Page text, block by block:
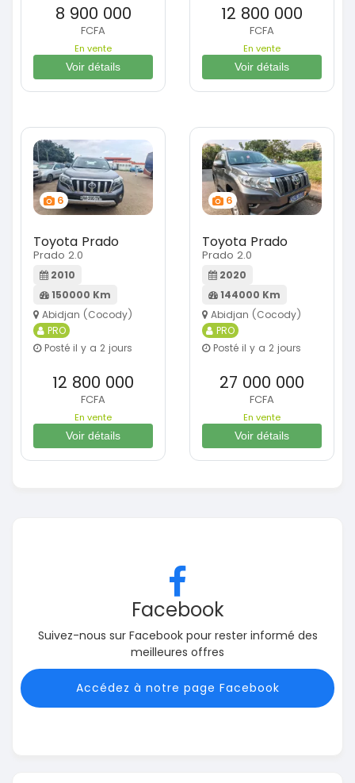
8 900 000
FCFA
En vente
Voir détails
12 800 000
FCFA
En vente
Voir détails
6
Toyota Prado
Prado 2.0
2010
150000 Km
Abidjan (Cocody)
PRO
Posté il y a 2 jours
12 800 000
FCFA
En vente
Voir détails
6
Toyota Prado
Prado 2.0
2020
144000 Km
Abidjan (Cocody)
PRO
Posté il y a 2 jours
27 000 000
FCFA
En vente
Voir détails
Facebook
Suivez-nous sur Facebook pour rester informé des
meilleures offres
Accédez à notre page Facebook